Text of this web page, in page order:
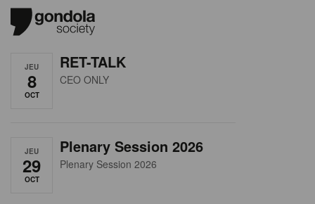
JEU
8
OCT
RET-TALK
CEO ONLY
JEU
29
OCT
Plenary Session 2026
Plenary Session 2026